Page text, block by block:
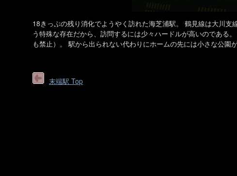
18きっぷの残り消化でようやく訪れた海芝浦駅。 鶴見線は大川
う特殊な存在だから、訪問するには少々ハードルが高いのである
も禁止）。 駅から出られない代わりにホームの先には小さな公園
末端駅 Top